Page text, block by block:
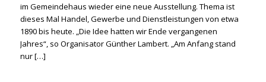
im Gemeindehaus wieder eine neue Ausstellung. Thema ist
dieses Mal Handel, Gewerbe und Dienstleistungen von etwa
1890 bis heute. „Die Idee hatten wir Ende vergangenen
Jahres“, so Organisator Günther Lambert. „Am Anfang stand
nur […]